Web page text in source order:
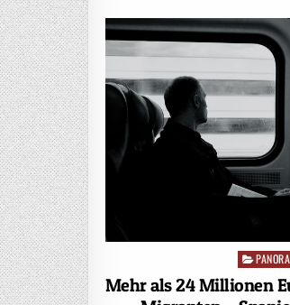
Posted
Mehr als 24 Millionen